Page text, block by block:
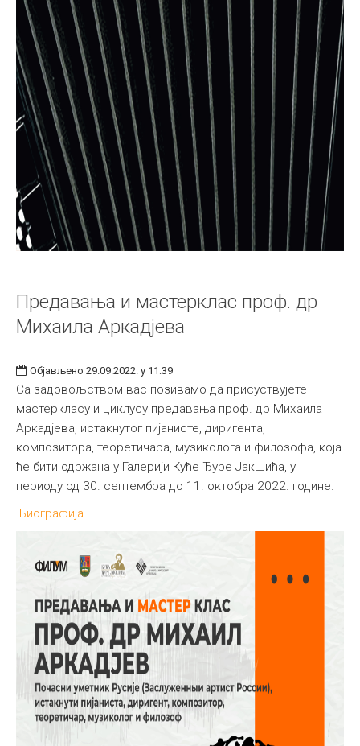
Предавања и мастерклас проф. др
Михаила Аркадјева
Објављено 29.09.2022. у 11:39
Са задовољством вас позивамо да присуствујете
мастеркласу и циклусу предавања проф. др Михаила
Аркадјева, истакнутог пијанисте, диригента,
композитора, теоретичара, музиколога и филозофа, која
ће бити одржана у Галерији Куће Ђуре Јакшића, у
периоду од 30. септембра до 11. октобра 2022. године.
Биографија